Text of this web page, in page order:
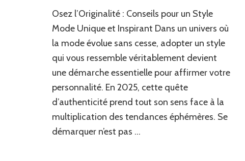
et
Inspirations
pour
Adopter
un
Style
Unique
avec
Guide
Osez l’Originalité : Conseils pour un Style
Mode Unique et Inspirant Dans un univers où
la mode évolue sans cesse, adopter un style
qui vous ressemble véritablement devient
une démarche essentielle pour affirmer votre
personnalité. En 2025, cette quête
d’authenticité prend tout son sens face à la
multiplication des tendances éphémères. Se
démarquer n’est pas …